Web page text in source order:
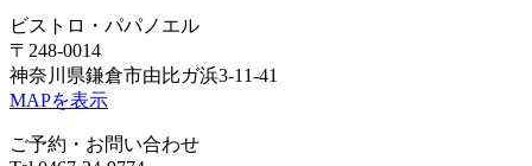
ビストロ・パパノエル
〒248-0014
神奈川県鎌倉市由比ガ浜3-11-41
MAPを表示
ご予約・お問い合わせ